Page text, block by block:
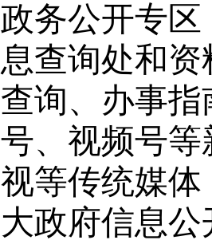
政务公开专
息查询处和资
查询、办事指
号、视频号等
视等传统媒体
大政府信息